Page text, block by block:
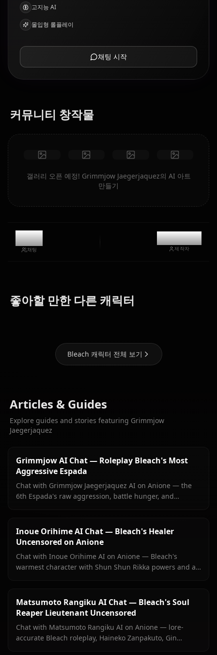
고지능 AI
몰입형 롤플레이
채팅 시작
커뮤니티 창작물
갤러리 오픈 예정! Grimmjow Jaegerjaquez의 AI 아트
만들기
903
채팅
@kanashi
제작자
좋아할 만한 다른 캐릭터
Shihoin
Kuchiki
Bleach 캐릭터 전체 보기
Articles & Guides
Explore guides and stories featuring Grimmjow
Jaegerjaquez
Grimmjow AI Chat — Roleplay Bleach's Most
Aggressive Espada
Chat with Grimmjow Jaegerjaquez AI on Anione — the
6th Espada's raw aggression, battle hunger, and
Inoue Orihime AI Chat — Bleach's Healer
Uncensored on Anione
Chat with Inoue Orihime AI on Anione — Bleach's
warmest character with Shun Shun Rikka powers and a
Matsumoto Rangiku AI Chat — Bleach's Soul
Reaper Lieutenant Uncensored
Chat with Matsumoto Rangiku AI on Anione — lore-
accurate Bleach roleplay, Haineko Zanpakuto, Gin